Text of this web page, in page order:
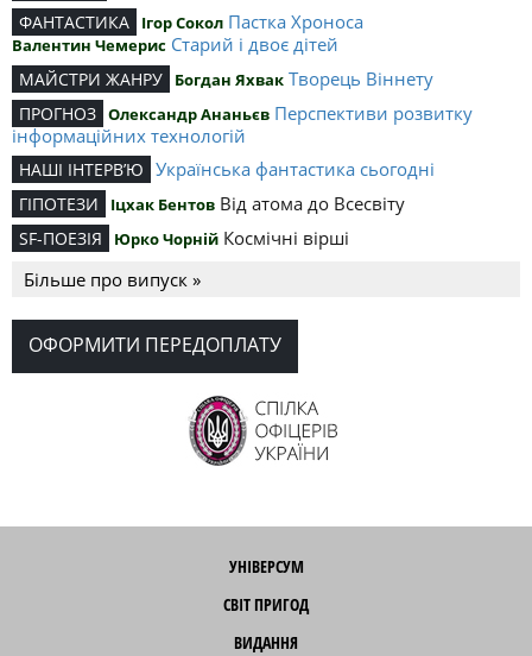
ФАНТАСТИКА Ігор Сокол Пастка Хроноса
Валентин Чемерис Старий і двоє дітей
МАЙСТРИ ЖАНРУ Богдан Яхвак Творець Віннету
ПРОГНОЗ Олександр Ананьєв Перспективи розвитку
інформаційних технологій
НАШІ ІНТЕРВ’Ю Українська фантастика сьогодні
ГІПОТЕЗИ Іцхак Бентов Від атома до Всесвіту
SF-ПОЕЗІЯ Юрко Чорній Космічні вірші
Більше про випуск »
ОФОРМИТИ ПЕРЕДОПЛАТУ
УНІВЕРСУМ
СВІТ ПРИГОД
ВИДАННЯ